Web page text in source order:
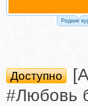
Редкие
Доступно
#Любовь